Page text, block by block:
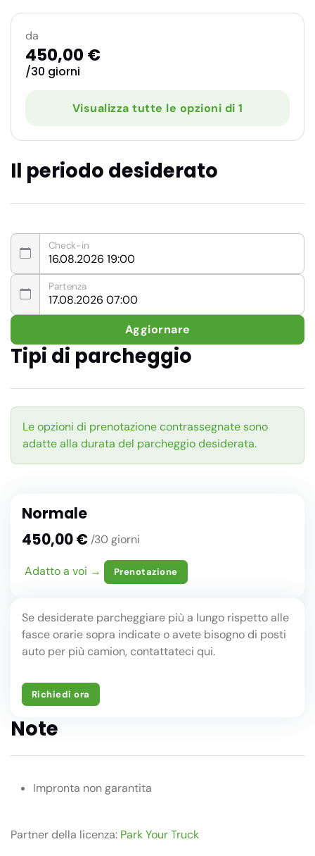
Il periodo desiderato
Check-in
Partenza
Aggiornare
Tipi di parcheggio
Le opzioni di prenotazione contrassegnate sono
adatte alla durata del parcheggio desiderata.
Normale
450,00 €/30 giorni
Adatto a voi → Prenotazione
Se desiderate parcheggiare più a lungo rispetto alle
fasce orarie sopra indicate o avete bisogno di posti
auto per più camion, contattateci qui.
Richiedi ora
Note
Impronta non garantita
Partner della licenza: Park Your Truck
da
450,00 €
/30 giorni
Visualizza tutte le opzioni di 1